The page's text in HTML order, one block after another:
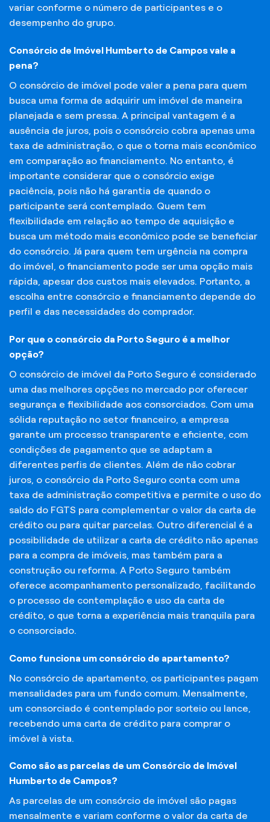
variar conforme o número de participantes e o
desempenho do grupo.
Consórcio de Imóvel Humberto de Campos vale a
pena?
O consórcio de imóvel pode valer a pena para quem
busca uma forma de adquirir um imóvel de maneira
planejada e sem pressa. A principal vantagem é a
ausência de juros, pois o consórcio cobra apenas uma
taxa de administração, o que o torna mais econômico
em comparação ao financiamento. No entanto, é
importante considerar que o consórcio exige
paciência, pois não há garantia de quando o
participante será contemplado. Quem tem
flexibilidade em relação ao tempo de aquisição e
busca um método mais econômico pode se beneficiar
do consórcio. Já para quem tem urgência na compra
do imóvel, o financiamento pode ser uma opção mais
rápida, apesar dos custos mais elevados. Portanto, a
escolha entre consórcio e financiamento depende do
perfil e das necessidades do comprador.
Por que o consórcio da Porto Seguro é a melhor
opção?
O consórcio de imóvel da Porto Seguro é considerado
uma das melhores opções no mercado por oferecer
segurança e flexibilidade aos consorciados. Com uma
sólida reputação no setor financeiro, a empresa
garante um processo transparente e eficiente, com
condições de pagamento que se adaptam a
diferentes perfis de clientes. Além de não cobrar
juros, o consórcio da Porto Seguro conta com uma
taxa de administração competitiva e permite o uso do
saldo do FGTS para complementar o valor da carta de
crédito ou para quitar parcelas. Outro diferencial é a
possibilidade de utilizar a carta de crédito não apenas
para a compra de imóveis, mas também para a
construção ou reforma. A Porto Seguro também
oferece acompanhamento personalizado, facilitando
o processo de contemplação e uso da carta de
crédito, o que torna a experiência mais tranquila para
o consorciado.
Como funciona um consórcio de apartamento?
No consórcio de apartamento, os participantes pagam
mensalidades para um fundo comum. Mensalmente,
um consorciado é contemplado por sorteio ou lance,
recebendo uma carta de crédito para comprar o
imóvel à vista.
Como são as parcelas de um Consórcio de Imóvel
Humberto de Campos?
As parcelas de um consórcio de imóvel são pagas
mensalmente e variam conforme o valor da carta de